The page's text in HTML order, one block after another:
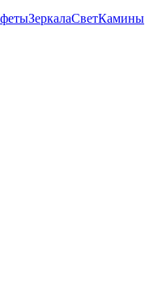
ЗеркалаСветКамины